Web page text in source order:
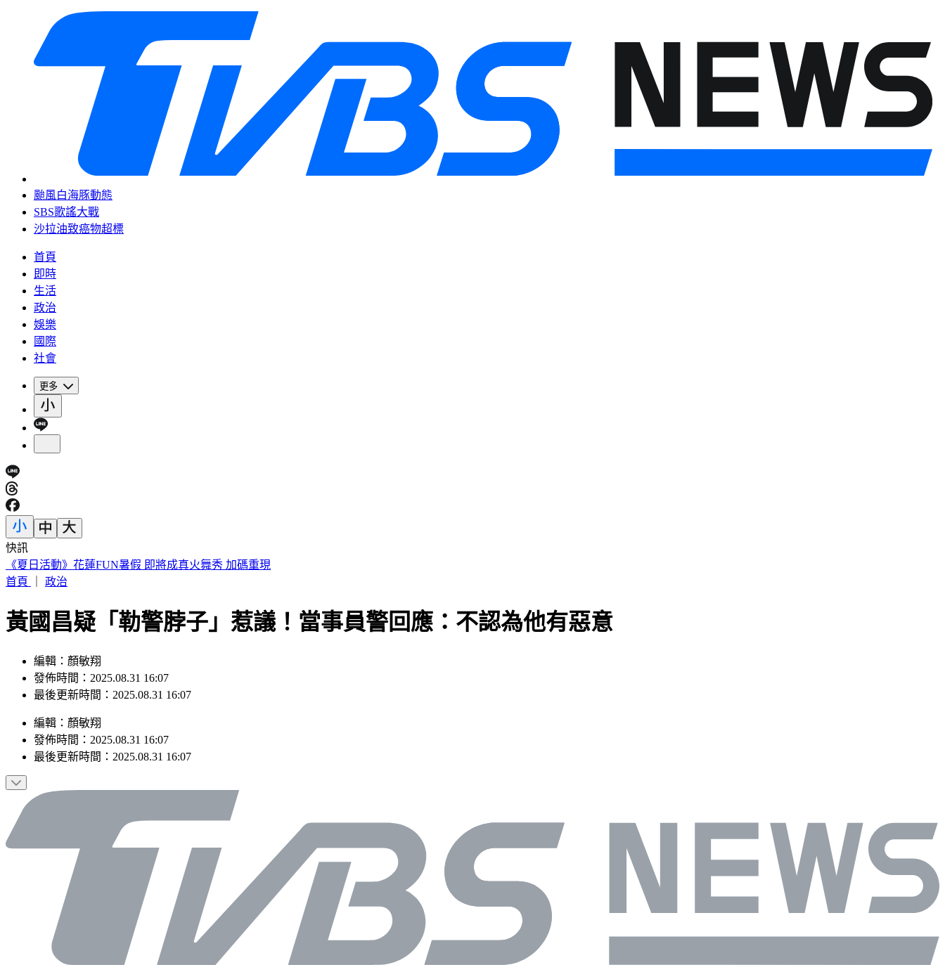
颱風白海豚動態
SBS歌謠大戰
沙拉油致癌物超標
首頁
即時
生活
政治
娛樂
國際
社會
更多
快訊
《夏日活動》花蓮FUN暑假 即將成真火舞秀 加碼重現
首頁
政治
黃國昌疑「勒警脖子」惹議！當事員警回應：不認為他有惡意
編輯：顏敏翔
發佈時間：2025.08.31 16:07
最後更新時間：2025.08.31 16:07
編輯 ： 顏敏翔
發佈時間： 2025.08.31 16:07
最後更新時間： 2025.08.31 16:07